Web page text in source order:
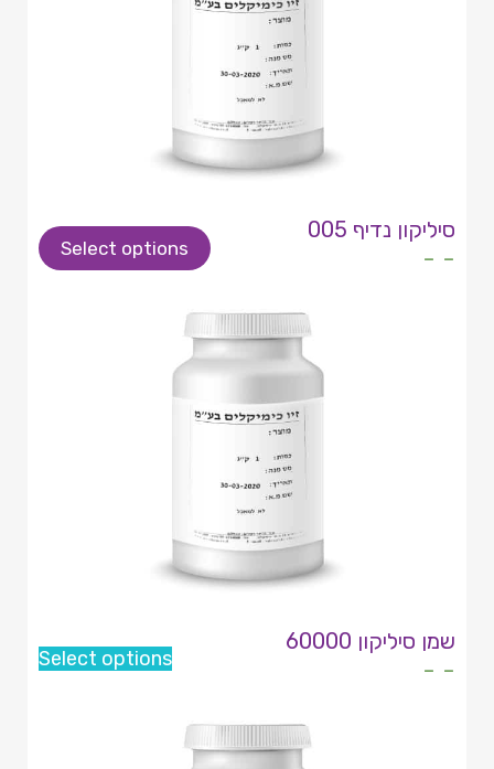
סיליקון נדיף 005
- -
Select options
שמן סיליקון 60000
- -
Select options